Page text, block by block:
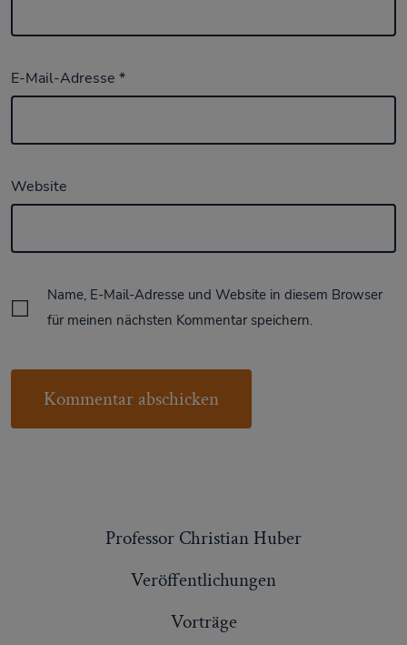
E-Mail-Adresse*
Website
Name, E-Mail-Adresse und Website in diesem Browser
für meinen nächsten Kommentar speichern.
Professor Christian Huber
Veröffentlichungen
Vorträge